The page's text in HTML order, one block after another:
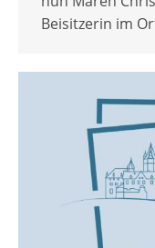
Beisitzerin im